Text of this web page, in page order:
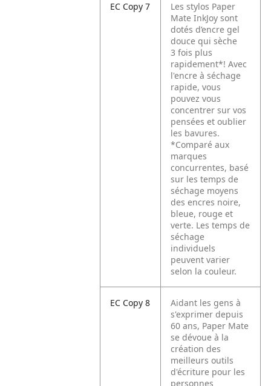
EC Copy 7
Les stylos Paper
Mate InkJoy sont
dotés d’encre gel
douce qui sèche
3 fois plus
rapidement*! Avec
l'encre à séchage
rapide, vous
pouvez vous
concentrer sur vos
pensées et oublier
les bavures.
*Comparé aux
marques
concurrentes, basé
sur les temps de
séchage moyens
des encres noire,
bleue, rouge et
verte. Les temps de
séchage
individuels
peuvent varier
selon la couleur.
EC Copy 8
Aidant les gens à
s'exprimer depuis
60 ans, Paper Mate
se dévoue à la
création des
meilleurs outils
d'écriture pour les
personnes